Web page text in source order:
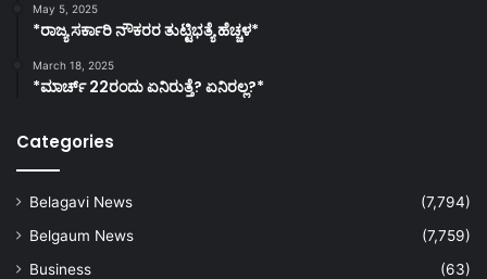
May 5, 2025
*ರಾಜ್ಯ ಸರ್ಕಾರಿ ನೌಕರರ ತುಟ್ಟಿಭತ್ಯೆ ಹೆಚ್ಚಳ*
March 18, 2025
*ಮಾರ್ಚ್ 22ರಂದು ಏನಿರುತ್ತೆ? ಏನಿರಲ್ಲ?*
Categories
Belagavi News
(7,794)
Belgaum News
(7,759)
Business
(63)